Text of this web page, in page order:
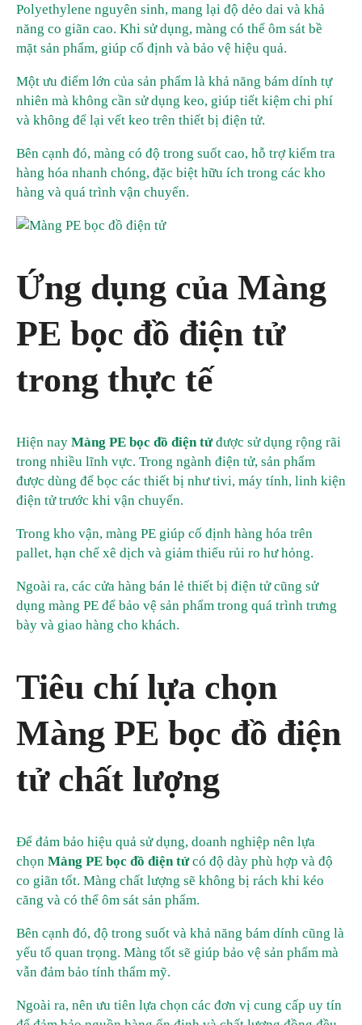
Polyethylene nguyên sinh, mang lại độ dẻo dai và khả
năng co giãn cao. Khi sử dụng, màng có thể ôm sát bề
mặt sản phẩm, giúp cố định và bảo vệ hiệu quả.
Một ưu điểm lớn của sản phẩm là khả năng bám dính tự
nhiên mà không cần sử dụng keo, giúp tiết kiệm chi phí
và không để lại vết keo trên thiết bị điện tử.
Bên cạnh đó, màng có độ trong suốt cao, hỗ trợ kiểm tra
hàng hóa nhanh chóng, đặc biệt hữu ích trong các kho
hàng và quá trình vận chuyển.
Ứng dụng của Màng
PE bọc đồ điện tử
trong thực tế
Hiện nay Màng PE bọc đồ điện tửđược sử dụng rộng rãi
trong nhiều lĩnh vực. Trong ngành điện tử, sản phẩm
được dùng để bọc các thiết bị như tivi, máy tính, linh kiện
điện tử trước khi vận chuyển.
Trong kho vận, màng PE giúp cố định hàng hóa trên
pallet, hạn chế xê dịch và giảm thiểu rủi ro hư hỏng.
Ngoài ra, các cửa hàng bán lẻ thiết bị điện tử cũng sử
dụng màng PE để bảo vệ sản phẩm trong quá trình trưng
bày và giao hàng cho khách.
Tiêu chí lựa chọn
Màng PE bọc đồ điện
tử chất lượng
Để đảm bảo hiệu quả sử dụng, doanh nghiệp nên lựa
chọn Màng PE bọc đồ điện tửcó độ dày phù hợp và độ
co giãn tốt. Màng chất lượng sẽ không bị rách khi kéo
căng và có thể ôm sát sản phẩm.
Bên cạnh đó, độ trong suốt và khả năng bám dính cũng là
yếu tố quan trọng. Màng tốt sẽ giúp bảo vệ sản phẩm mà
vẫn đảm bảo tính thẩm mỹ.
Ngoài ra, nên ưu tiên lựa chọn các đơn vị cung cấp uy tín